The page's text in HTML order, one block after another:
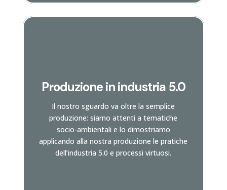
Vai alla pagina
e scopri di più
Produzione in industria 5.0
Il nostro sguardo va oltre la semplice
produzione: siamo attenti a tematiche
socio-ambientali e lo dimostriamo
applicando alla nostra produzione le pratiche
dell’industria 5.0 e processi virtuosi.